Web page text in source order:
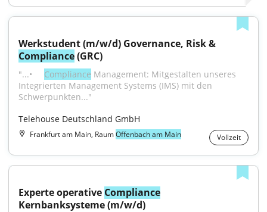
Compliance (GRC)
"...• Compliance Management: Mitgestalten unseres
Integrierten Management Systems (IMS) mit den
Schwerpunkten..."
Telehouse Deutschland GmbH
Frankfurt am Main, RaumOffenbach am Main Vollzeit
Experte operative Compliance
Kernbanksysteme (m/w/d)